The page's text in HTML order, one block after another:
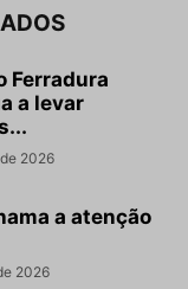
Ferradura
a levar
2026
a atenção
2026